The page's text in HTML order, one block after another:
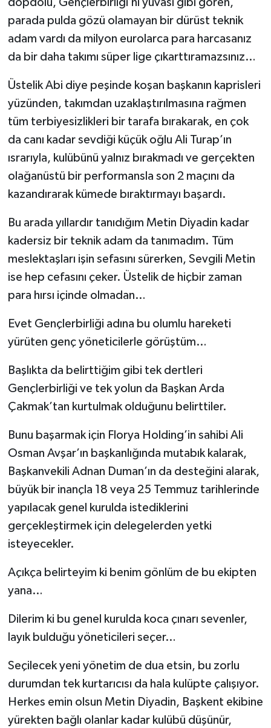
dopdolu, Gençlerbirliği’ni yuvası gibi gören,
parada pulda gözü olamayan bir dürüst teknik
adam vardı da milyon eurolarca para harcasanız
da bir daha takımı süper lige çıkarttıramazsınız…
Üstelik Abi diye peşinde koşan başkanın kaprisleri
yüzünden, takımdan uzaklaştırılmasına rağmen
tüm terbiyesizlikleri bir tarafa bırakarak, en çok
da canı kadar sevdiği küçük oğlu Ali Turap’ın
ısrarıyla, kulübünü yalnız bırakmadı ve gerçekten
olağanüstü bir performansla son 2 maçını da
kazandırarak kümede bıraktırmayı başardı.
Bu arada yıllardır tanıdığım Metin Diyadin kadar
kadersiz bir teknik adam da tanımadım. Tüm
meslektaşları işin sefasını sürerken, Sevgili Metin
ise hep cefasını çeker. Üstelik de hiçbir zaman
para hırsı içinde olmadan…
Evet Gençlerbirliği adına bu olumlu hareketi
yürüten genç yöneticilerle görüştüm…
Başlıkta da belirttiğim gibi tek dertleri
Gençlerbirliği ve tek yolun da Başkan Arda
Çakmak’tan kurtulmak olduğunu belirttiler.
Bunu başarmak için Florya Holding’in sahibi Ali
Osman Avşar’ın başkanlığında mutabık kalarak,
Başkanvekili Adnan Duman’ın da desteğini alarak,
büyük bir inançla 18 veya 25 Temmuz tarihlerinde
yapılacak genel kurulda istediklerini
gerçekleştirmek için delegelerden yetki
isteyecekler.
Açıkça belirteyim ki benim gönlüm de bu ekipten
yana…
Dilerim ki bu genel kurulda koca çınarı sevenler,
layık bulduğu yöneticileri seçer…
Seçilecek yeni yönetim de dua etsin, bu zorlu
durumdan tek kurtarıcısı da hala kulüpte çalışıyor.
Herkes emin olsun Metin Diyadin, Başkent ekibine
yürekten bağlı olanlar kadar kulübü düşünür,